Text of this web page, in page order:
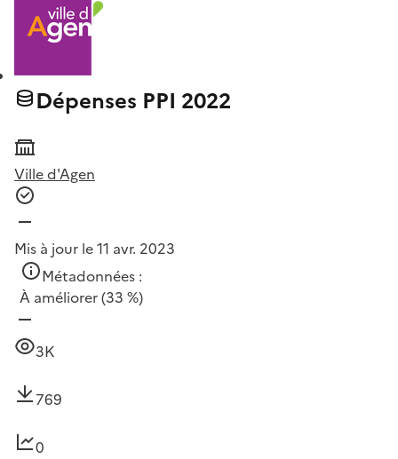
Dépenses PPI 2022
Ville d'Agen
Mis à jour le 11 avr. 2023
Métadonnées :
À améliorer(33 %)
3K
769
0